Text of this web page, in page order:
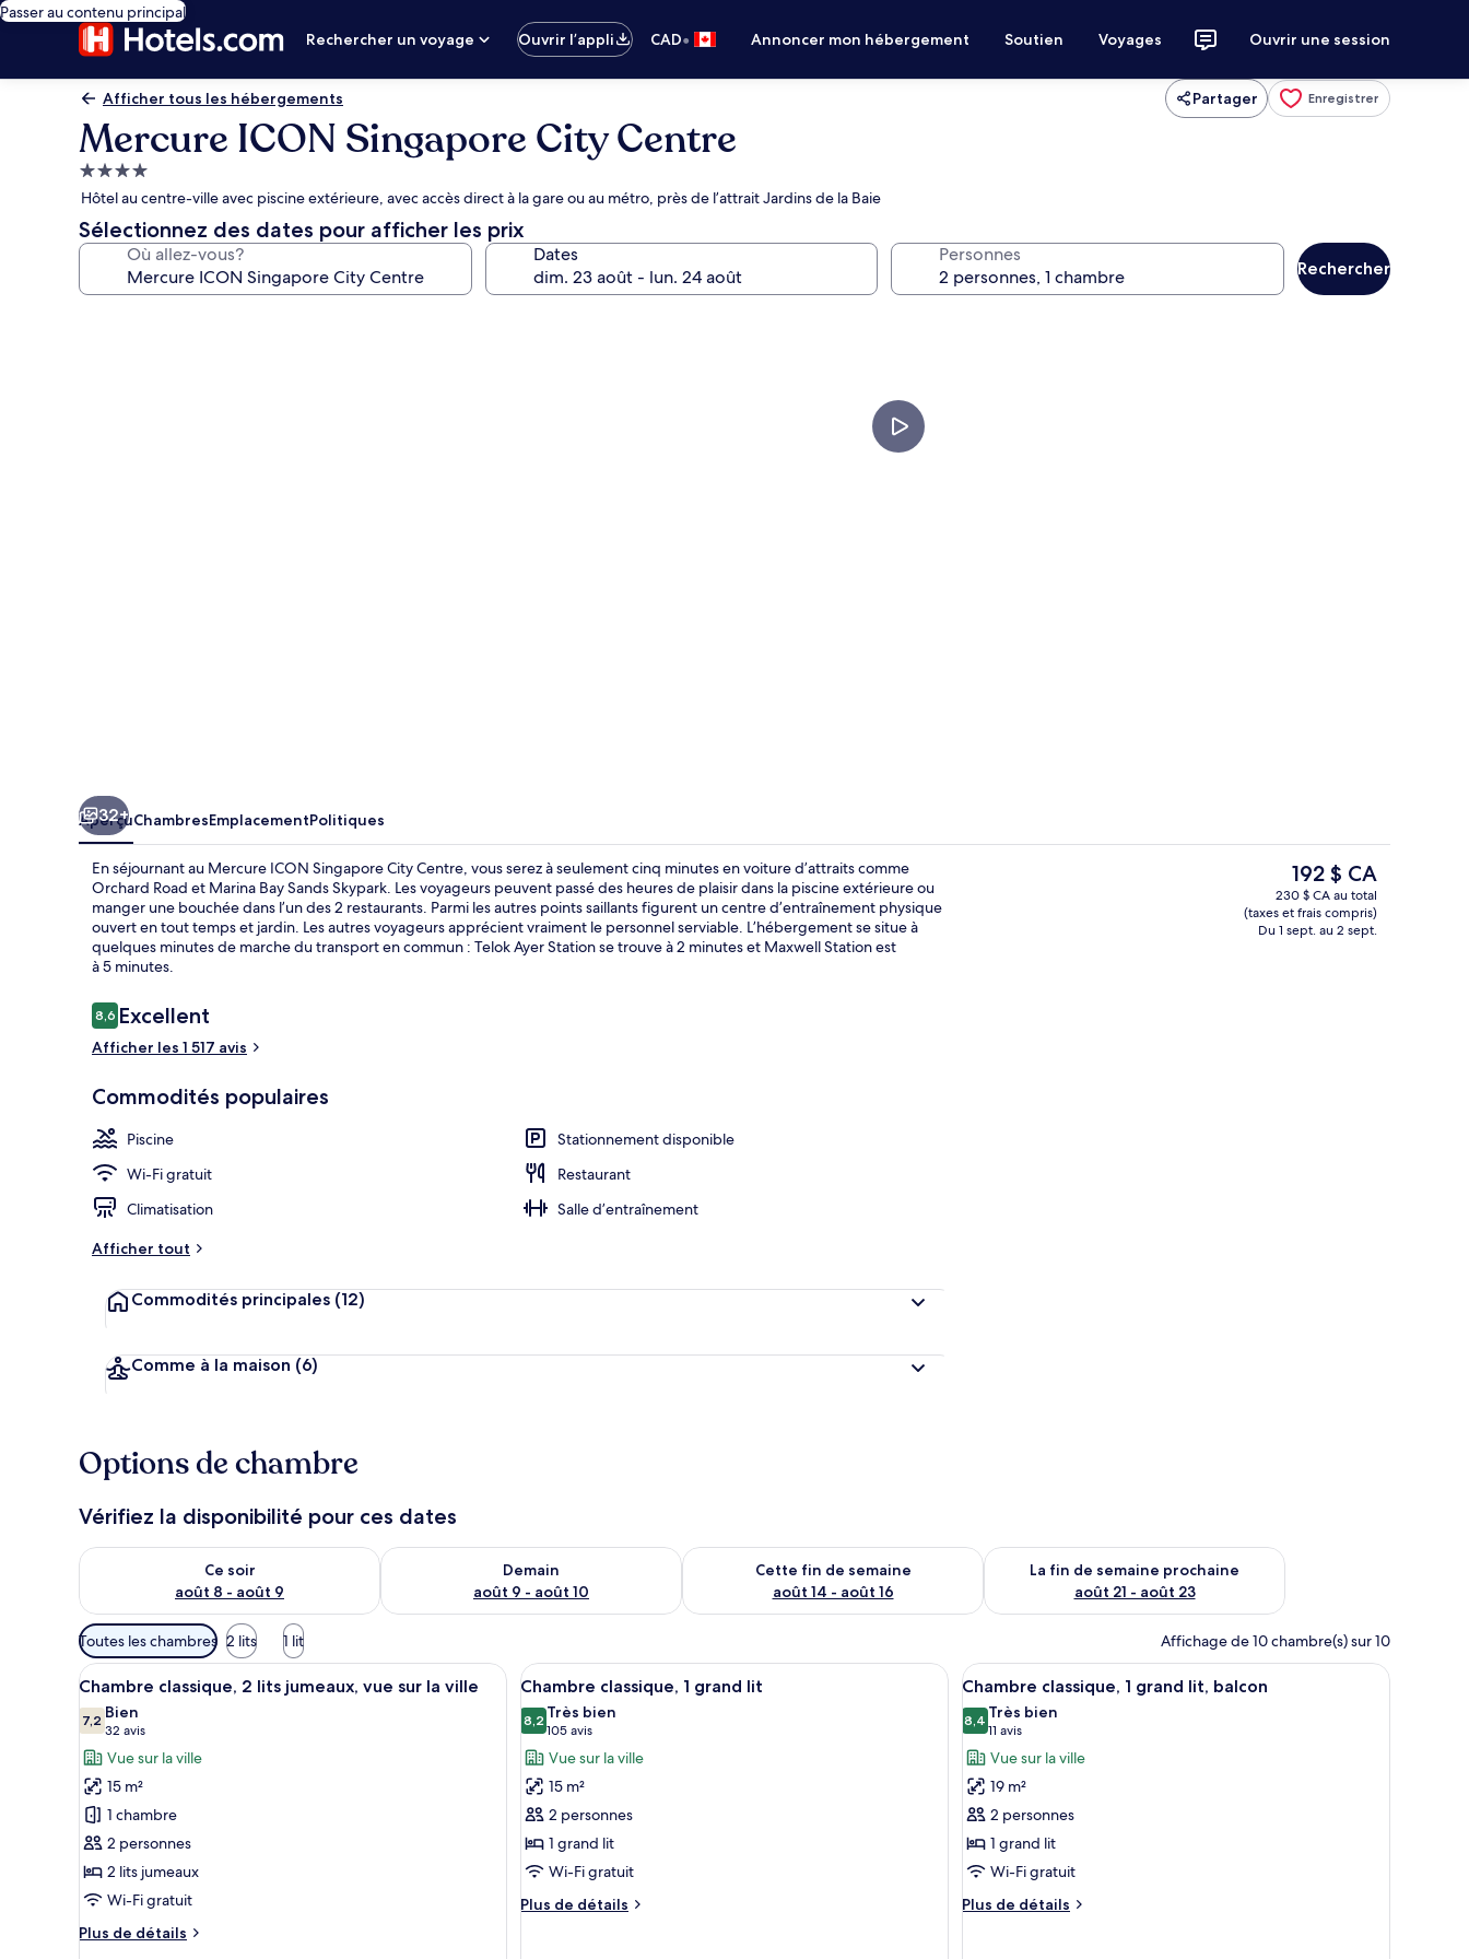
Passer au contenu principal
Rechercher un voyage
Ouvrir l’appli CAD• Annoncer mon hébergement Soutien Voyages Ouvrir une session
Afficher tous les hébergements Partager Enregistrer
Mercure ICON Singapore City Centre
Hébergement
4.0 étoiles
Hôtel au centre-ville avec piscine extérieure, avec accès direct à la gare ou au métro, près de l’attrait Jardins de la Baie
Sélectionnez des dates pour afficher les prix
Où allez-vous? Dates Personnes
Rechercher
Restaurant Chambre Deluxe, Plusieurs lits,
32+
AperçuChambresEmplacementPolitiques
En séjournant au Mercure ICON Singapore City Centre, vous serez à seulement cinq minutes en voiture d’attraits comme
Orchard Road et Marina Bay Sands Skypark. Les voyageurs peuvent passé des heures de plaisir dans la piscine extérieure ou
manger une bouchée dans l’un des 2 restaurants. Parmi les autres points saillants figurent un centre d’entraînement physique
ouvert en tout temps et jardin. Les autres voyageurs apprécient vraiment le personnel serviable. L’hébergement se situe à
quelques minutes de marche du transport en commun : Telok Ayer Station se trouve à 2 minutes et Maxwell Station est
à 5 minutes.
Avis
8,68,6 sur 10 –
Excellent
Afficher les 1 517 avis
Commodités populaires
Piscine
Stationnement disponible
Wi-Fi gratuit
Restaurant
Climatisation
Salle d’entraînement
Afficher tout
Commodités principales (12)
Comme à la maison (6)
Le
prix
actuel
est
192 $ CA
230 $ CA au total
(taxes et frais compris)
Du 1 sept. au 2 sept.
Options de chambre
Vérifiez la disponibilité pour ces dates
Ce soir
août 8 - août 9
Vérifier la disponibilité pour ce soir août 8 - août 9
Demain
août 9 - août 10
Vérifier la disponibilité pour demain août 9 - août 10
Cette fin de semaine
août 14 - août 16
Vérifier la disponibilité pour cette fin de semaine août 14 - août 16
La fin de semaine prochaine
août 21 - août 23
Vérifier la disponibilité pour la fin de semaine prochaine août
Filtres
disponibles
pour
les
chambres
Toutes les chambres 2 lits 1 lit Affichage de 10 chambre(s) sur 10
Afficher
toutes
les
photos
pour
ce
type
de
chambre :
Chambre
classique,
Chambre classique, 2 lits jumeaux, vue sur la ville | Minibar, bureau, espace de travail pour ordinateurs portables
3
Chambre classique, 2 lits jumeaux, vue sur la ville
7,27,2 sur 10
Bien
32 avis
(32 avis)
Vue sur la ville
15 m²
1 chambre
2 personnes
2 lits jumeaux
Wi-Fi gratuit
Plus de détails
Plus
Afficher
toutes
les
photos
pour
ce
type
de
chambre :
Chambre
Une chambre d’hôtel moderne avec un grand lit, un bureau et une vue sur les toits de la ville.
3
Chambre classique, 1 grand lit
8,28,2 sur 10
Très bien
105 avis
(105 avis)
Vue sur la ville
15 m²
2 personnes
1 grand lit
Wi-Fi gratuit
Plus de détails
Plus
Afficher
toutes
les
photos
pour
ce
type
de
chambre :
Chambre
Une chambre d’hôtel moderne, dotée
5
Chambre classique, 1 grand lit, balcon
8,48,4 sur 10
Très bien
11 avis
(11 avis)
Vue sur la ville
19 m²
2 personnes
1 grand lit
Wi-Fi gratuit
Plus de détails
Plus